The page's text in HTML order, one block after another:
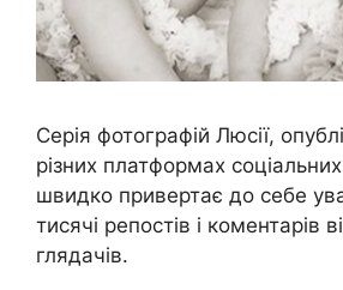
Серія фотографій Люсії,
різних платформах
швидко привертає до себе
тисячі репостів і коментарів
глядачів.